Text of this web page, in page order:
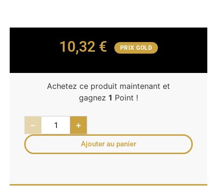
10,32 € PRIX GOLD
Achetez ce produit maintenant et
gagnez 1 Point !
− +
Ajouter au panier